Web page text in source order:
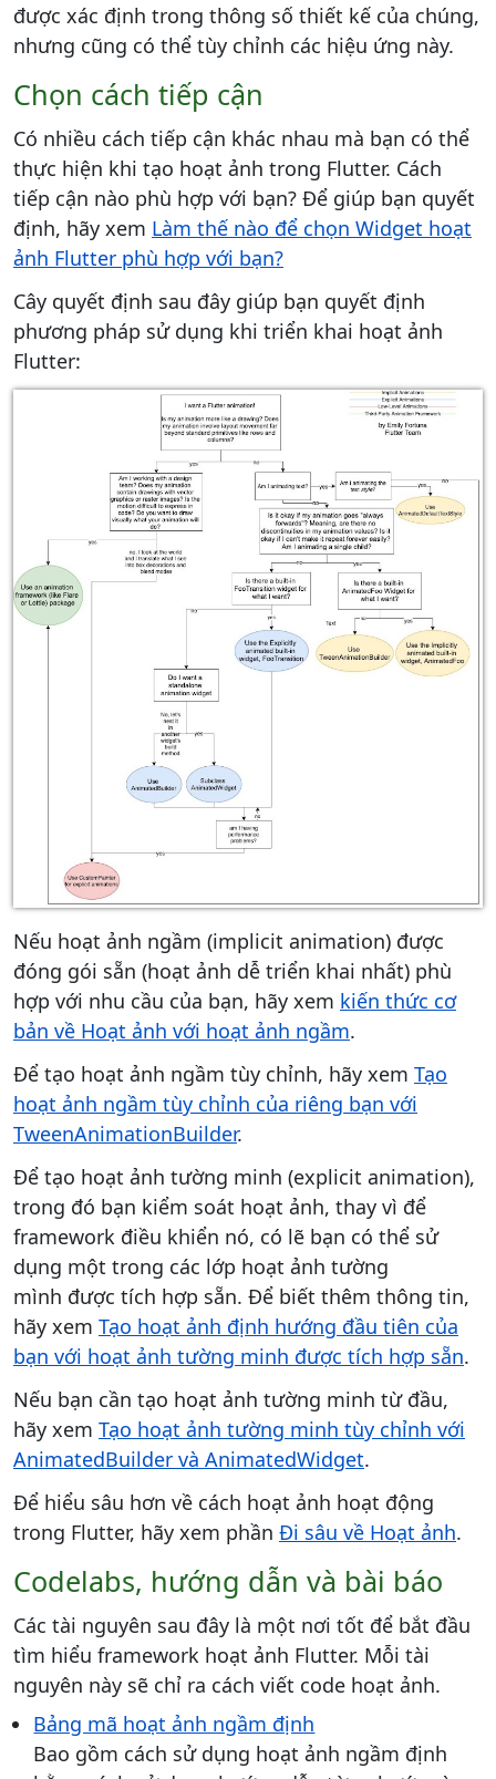
được xác định trong thông số thiết kế của chúng,
nhưng cũng có thể tùy chỉnh các hiệu ứng này.
Chọn cách tiếp cận
Có nhiều cách tiếp cận khác nhau mà bạn có thể
thực hiện khi tạo hoạt ảnh trong Flutter. Cách
tiếp cận nào phù hợp với bạn? Để giúp bạn quyết
định, hãy xem Làm thế nào để chọn Widget hoạt
ảnh Flutter phù hợp với bạn?
Cây quyết định sau đây giúp bạn quyết định
phương pháp sử dụng khi triển khai hoạt ảnh
Flutter:
Nếu hoạt ảnh ngầm (implicit animation) được
đóng gói sẵn (hoạt ảnh dễ triển khai nhất) phù
hợp với nhu cầu của bạn, hãy xem kiến thức cơ
bản về Hoạt ảnh với hoạt ảnh ngầm.
Để tạo hoạt ảnh ngầm tùy chỉnh, hãy xem Tạo
hoạt ảnh ngầm tùy chỉnh của riêng bạn với
TweenAnimationBuilder.
Để tạo hoạt ảnh tường minh (explicit animation),
trong đó bạn kiểm soát hoạt ảnh, thay vì để
framework điều khiển nó, có lẽ bạn có thể sử
dụng một trong các lớp hoạt ảnh tường
mình được tích hợp sẵn. Để biết thêm thông tin,
hãy xem Tạo hoạt ảnh định hướng đầu tiên của
bạn với hoạt ảnh tường minh được tích hợp sẵn.
Nếu bạn cần tạo hoạt ảnh tường minh từ đầu,
hãy xem Tạo hoạt ảnh tường minh tùy chỉnh với
AnimatedBuilder và AnimatedWidget.
Để hiểu sâu hơn về cách hoạt ảnh hoạt động
trong Flutter, hãy xem phần Đi sâu về Hoạt ảnh.
Codelabs, hướng dẫn và bài báo
Các tài nguyên sau đây là một nơi tốt để bắt đầu
tìm hiểu framework hoạt ảnh Flutter. Mỗi tài
nguyên này sẽ chỉ ra cách viết code hoạt ảnh.
Bảng mã hoạt ảnh ngầm định
Bao gồm cách sử dụng hoạt ảnh ngầm định